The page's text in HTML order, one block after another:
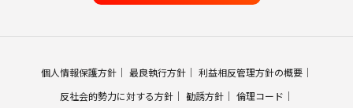
個人情報保護方針 最良執行方針
利益相反管理方針の概要
反社会的勢力に対する方針
勧誘方針
倫理コード